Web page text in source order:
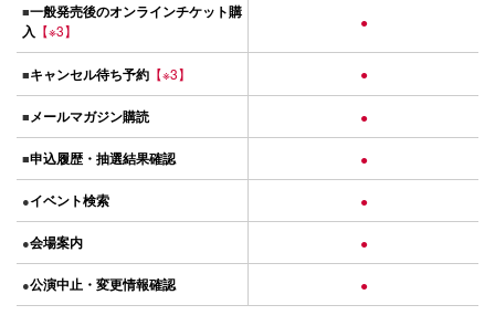
■一般発売後のオンラインチケット購
入 【※3】 ●
■キャンセル待ち予約 【※3】 ●
■メールマガジン購読 ●
■申込履歴・抽選結果確認 ●
●イベント検索 ●
●会場案内 ●
●公演中止・変更情報確認 ●